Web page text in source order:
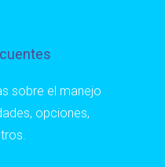
sobre el manejo
opciones,